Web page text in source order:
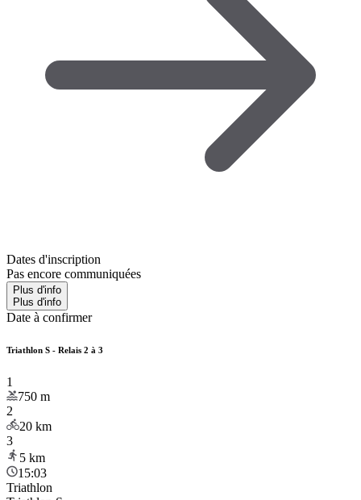
Dates d'inscription
Pas encore communiquées
Plus d'info
Plus d'info
Date à confirmer
Triathlon S - Relais 2 à 3
1
750 m
2
20 km
3
5 km
15:03
Triathlon